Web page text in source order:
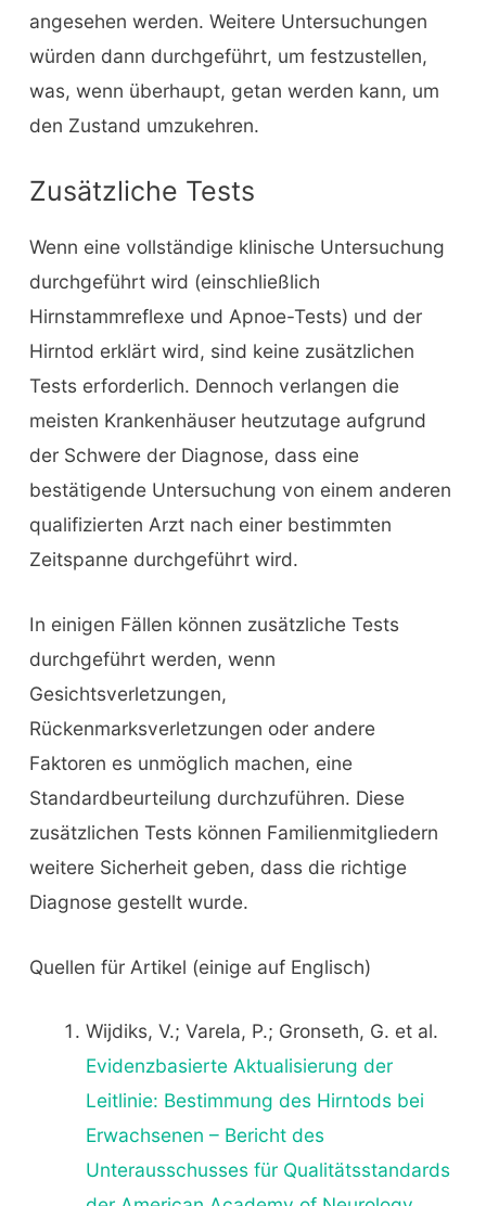
angesehen werden. Weitere Untersuchungen
würden dann durchgeführt, um festzustellen,
was, wenn überhaupt, getan werden kann, um
den Zustand umzukehren.
Zusätzliche Tests
Wenn eine vollständige klinische Untersuchung
durchgeführt wird (einschließlich
Hirnstammreflexe und Apnoe-Tests) und der
Hirntod erklärt wird, sind keine zusätzlichen
Tests erforderlich. Dennoch verlangen die
meisten Krankenhäuser heutzutage aufgrund
der Schwere der Diagnose, dass eine
bestätigende Untersuchung von einem anderen
qualifizierten Arzt nach einer bestimmten
Zeitspanne durchgeführt wird.
In einigen Fällen können zusätzliche Tests
durchgeführt werden, wenn
Gesichtsverletzungen,
Rückenmarksverletzungen oder andere
Faktoren es unmöglich machen, eine
Standardbeurteilung durchzuführen. Diese
zusätzlichen Tests können Familienmitgliedern
weitere Sicherheit geben, dass die richtige
Diagnose gestellt wurde.
Quellen für Artikel (einige auf Englisch)
Wijdiks, V.; Varela, P.; Gronseth, G. et al.
Evidenzbasierte Aktualisierung der
Leitlinie: Bestimmung des Hirntods bei
Erwachsenen – Bericht des
Unterausschusses für Qualitätsstandards